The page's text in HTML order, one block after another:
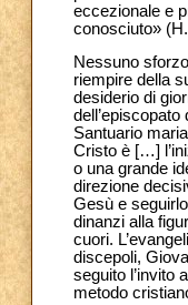
eccezionale e
conosciuto»
Nessuno
riempire della
desiderio di
Santuario
Cristo è […]
o una grande
direzione
Gesù e
dinanzi alla
cuori.
discepoli,
seguito l’invito
metodo